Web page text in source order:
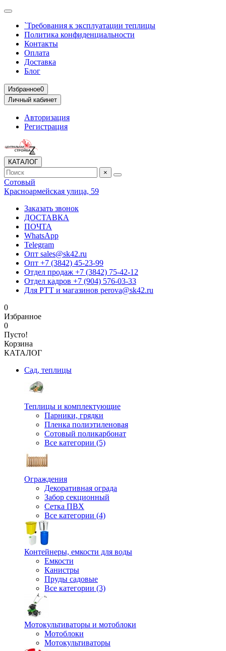
`Требования к эксплуатации теплицы
Политика конфиденциальности
Контакты
Оплата
Доставка
Блог
Избранное0
Личный кабинет
Авторизация
Регистрация
КАТАЛОГ
×
Сотовый
Красноармейская улица, 59
Заказать звонок
ДОСТАВКА
ПОЧТА
WhatsApp
Telegram
Опт sales@sk42.ru
Опт +7 (3842) 45-23-99
Отдел продаж +7 (3842) 75-42-12
Отдел кадров +7 (904) 576-03-33
Для РТТ и магазинов perova@sk42.ru
0
Избранное
0
Пусто!
Корзина
КАТАЛОГ
Сад, теплицы
Теплицы и комплектующие
Парники, грядки
Пленка полиэтиленовая
Сотовый поликарбонат
Все категории (5)
Ограждения
Декоративная ограда
Забор секционный
Сетка ПВХ
Все категории (4)
Контейнеры, емкости для воды
Емкости
Канистры
Пруды садовые
Все категории (3)
Мотокультиваторы и мотоблоки
Мотоблоки
Мотокультиваторы